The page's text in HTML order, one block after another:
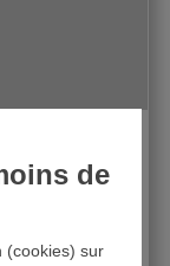
VOUS ?
de parent
de
(cookies) sur